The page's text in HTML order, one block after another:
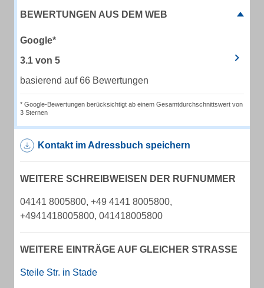
BEWERTUNGEN AUS DEM WEB
Google*
3.1 von 5
basierend auf 66 Bewertungen
* Google-Bewertungen berücksichtigt ab einem Gesamtdurchschnittswert von
3 Sternen
Kontakt im Adressbuch speichern
WEITERE SCHREIBWEISEN DER RUFNUMMER
04141 8005800, +49 4141 8005800,
+4941418005800, 041418005800
WEITERE EINTRÄGE AUF GLEICHER STRASSE
Steile Str. in Stade